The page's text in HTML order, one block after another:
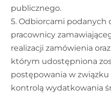
publicznego.
5. Odbiorcami podanych
pracownicy
realizacji zamówienia
którym udostępniona
postępowania w związku
kontrolą wydatkowania